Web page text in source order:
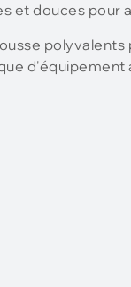
et douces pour
d'équipement